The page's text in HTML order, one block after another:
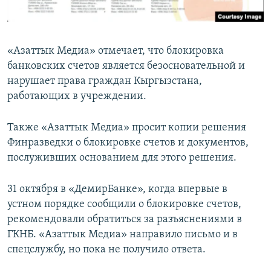
«Азаттык Медиа» отмечает, что блокировка
банковских счетов является безосновательной и
нарушает права граждан Кыргызстана,
работающих в учреждении.
Также «Азаттык Медиа» просит копии решения
Финразведки о блокировке счетов и документов,
послуживших основанием для этого решения.
31 октября в «ДемирБанке», когда впервые в
устном порядке сообщили о блокировке счетов,
рекомендовали обратиться за разъяснениями в
ГКНБ. «Азаттык Медиа» направило письмо и в
спецслужбу, но пока не получило ответа.